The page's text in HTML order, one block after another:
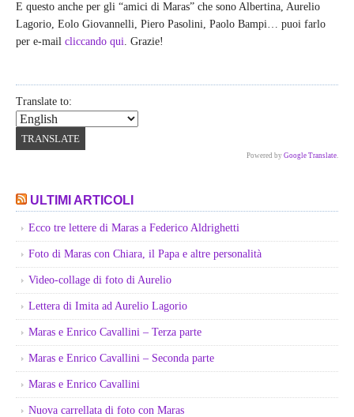
E questo anche per gli “amici di Maras” che sono Albertina, Aurelio
Lagorio, Eolo Giovannelli, Piero Pasolini, Paolo Bampi… puoi farlo
per e-mail cliccando qui. Grazie!
Translate to:
Powered by Google Translate.
ULTIMI ARTICOLI
Ecco tre lettere di Maras a Federico Aldrighetti
Foto di Maras con Chiara, il Papa e altre personalità
Video-collage di foto di Aurelio
Lettera di Imita ad Aurelio Lagorio
Maras e Enrico Cavallini – Terza parte
Maras e Enrico Cavallini – Seconda parte
Maras e Enrico Cavallini
Nuova carrellata di foto con Maras